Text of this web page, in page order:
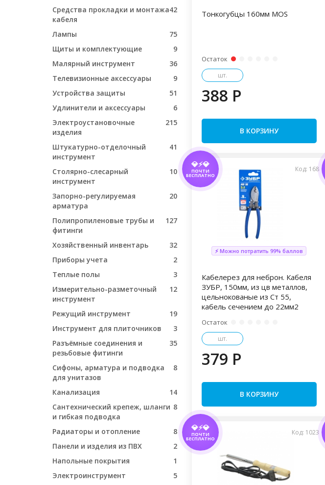
Средства прокладки и монтажа
кабеля
42
Лампы
75
Щиты и комплектующие
9
Малярный инструмент
36
Телевизионные аксессуары
9
Устройства защиты
51
Удлинители и аксессуары
6
Электроустановочные
изделия
215
Штукатурно-отделочный
инструмент
41
Столярно-слесарный
инструмент
10
Запорно-регулируемая
арматура
20
Полипропиленовые трубы и
фитинги
127
Хозяйственный инвентарь
32
Приборы учета
2
Теплые полы
3
Измерительно-разметочный
инструмент
12
Режущий инструмент
19
Инструмент для плиточников
3
Разъёмные соединения и
резьбовые фитинги
35
Сифоны, арматура и подводка
для унитазов
8
Канализация
14
Сантехнический крепеж, шланги
и гибкая подводка
8
Радиаторы и отопление
8
Панели и изделия из ПВХ
2
Напольные покрытия
1
Электроинструмент
5
Тонкогубцы 160мм MOS
Остаток
шт.
388 P
В КОРЗИНУ
💎⚡💎
ПОЧТИ
БЕСПЛАТНО
Код: 168
⚡ Можно потратить 99% баллов
Кабелерез для неброн. Кабеля
ЗУБР, 150мм, из цв металлов,
цельнокованые из Ст 55,
кабель сечением до 22мм2
Остаток
шт.
379 P
В КОРЗИНУ
💎⚡💎
ПОЧТИ
БЕСПЛАТНО
Код: 1023